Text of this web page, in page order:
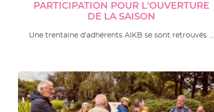
PARTICIPATION POUR L'OUVERTURE
DE LA SAISON
Une trentaine d'adhérents AIKB se sont retrouvés …